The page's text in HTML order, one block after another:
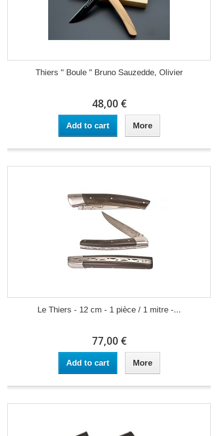
Thiers " Boule " Bruno Sauzedde, Olivier
48,00 €
Add to cart More
Le Thiers - 12 cm - 1 pièce / 1 mitre -...
77,00 €
Add to cart More